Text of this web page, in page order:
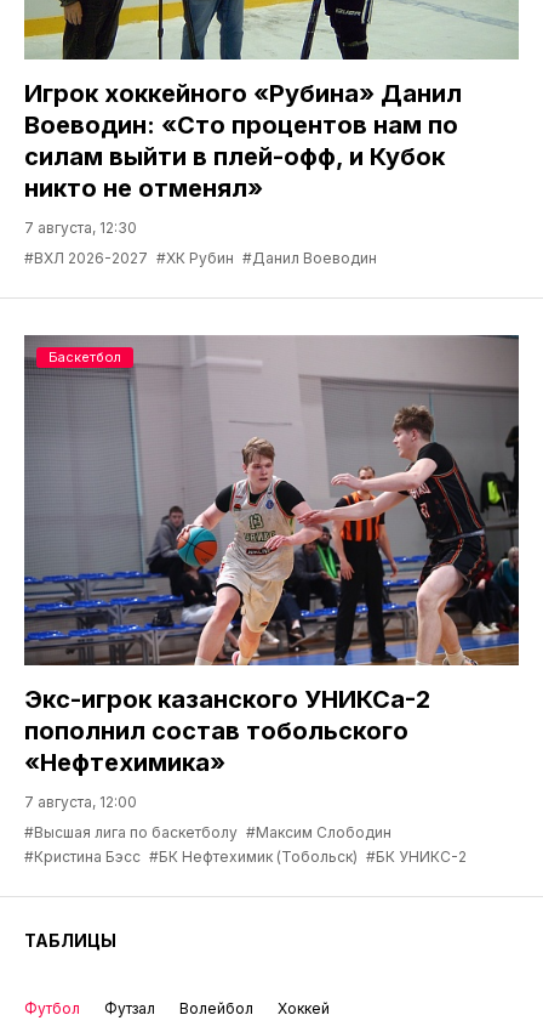
Игрок хоккейного «Рубина» Данил
Воеводин: «Сто процентов нам по
силам выйти в плей-офф, и Кубок
никто не отменял»
7 августа, 12:30
#ВХЛ 2026-2027 #ХК Рубин #Данил Воеводин
Экс-игрок казанского УНИКСа-2
пополнил состав тобольского
«Нефтехимика»
7 августа, 12:00
#Высшая лига по баскетболу #Максим Слободин
#Кристина Бэсс #БК Нефтехимик (Тобольск) #БК УНИКС-2
Баскетбол
ТАБЛИЦЫ
Футбол Футзал Волейбол Хоккей